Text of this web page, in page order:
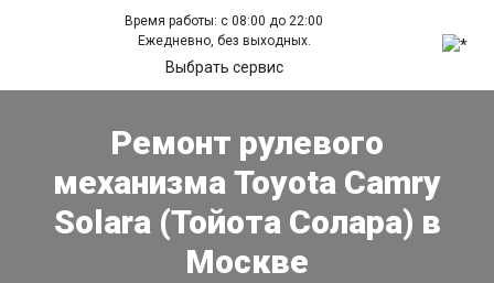
Время работы: с 08:00 до 22:00
Ежедневно, без выходных.
Выбрать сервис
Ремонт рулевого
механизма Toyota Camry
Solara (Тойота Солара) в
Москве